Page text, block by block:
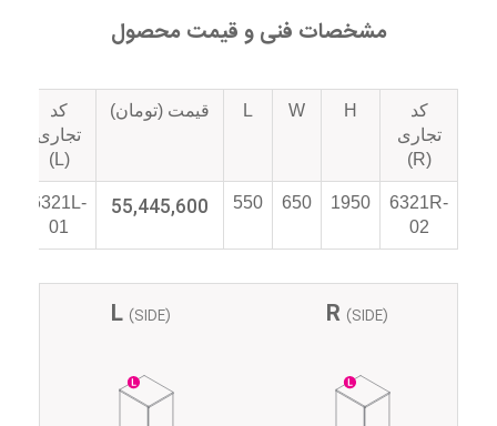
مشخصات فنی و قیمت محصول
کد
تجاری
(R)
H
W
L قیمت (تومان)
کد
تجاری
(L)
6321R-
02
1950
650
550
55,445,600
6321L-
01
L (SIDE) R (SIDE)